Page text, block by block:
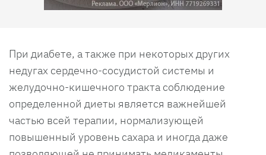
При диабете, а также при некоторых других
недугах сердечно-сосудистой системы и
желудочно-кишечного тракта соблюдение
определенной диеты является важнейшей
частью всей терапии, нормализующей
повышенный уровень сахара и иногда даже